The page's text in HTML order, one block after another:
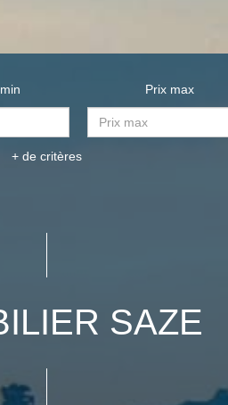
Prix max
+ de critères
SAZE